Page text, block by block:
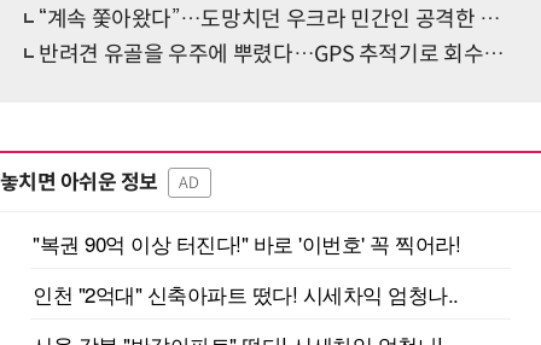
“계속 쫓아왔다”…도망치던 우크라 민간인 공격한 러 자폭 드론
반려견 유골을 우주에 뿌렸다…GPS 추적기로 회수까지 성공
놓치면 아쉬운 정보 AD